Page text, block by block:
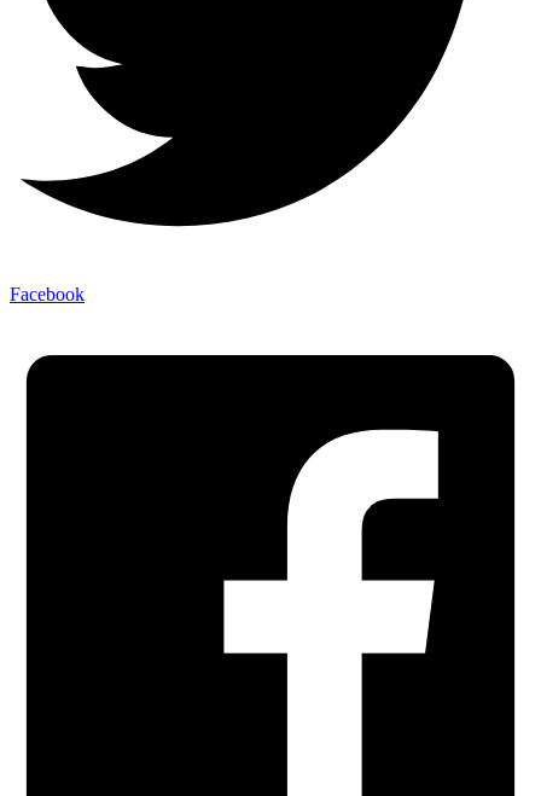
Facebook